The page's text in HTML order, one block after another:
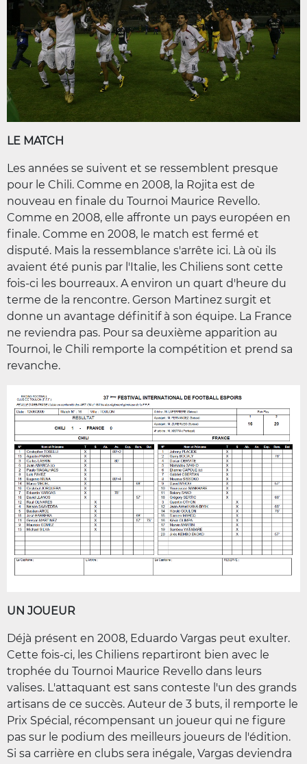
LE MATCH
Les années se suivent et se ressemblent presque
pour le Chili. Comme en 2008, la Rojita est de
nouveau en finale du Tournoi Maurice Revello.
Comme en 2008, elle affronte un pays européen en
finale. Comme en 2008, le match est fermé et
disputé. Mais la ressemblance s'arrête ici. Là où ils
avaient été punis par l'Italie, les Chiliens sont cette
fois-ci les bourreaux. A environ un quart d'heure du
terme de la rencontre. Gerson Martinez surgit et
donne un avantage définitif à son équipe. La France
ne reviendra pas. Pour sa deuxième apparition au
Tournoi, le Chili remporte la compétition et prend sa
revanche.
UN JOUEUR
Déjà présent en 2008, Eduardo Vargas peut exulter.
Cette fois-ci, les Chiliens repartiront bien avec le
trophée du Tournoi Maurice Revello dans leurs
valises. L'attaquant est sans conteste l'un des grands
artisans de ce succès. Auteur de 3 buts, il remporte le
Prix Spécial, récompensant un joueur qui ne figure
pas sur le podium des meilleurs joueurs de l'édition.
Si sa carrière en clubs sera inégale, Vargas deviendra